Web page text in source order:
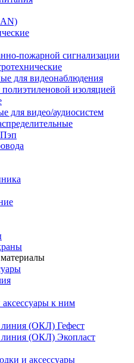
пожарной сигнализации
для видеонаблюдения
изоляцией
для видео/аудиосистем
к ним
линия (ОКЛ) Гефест
линия (ОКЛ) Экопласт
и аксессуары